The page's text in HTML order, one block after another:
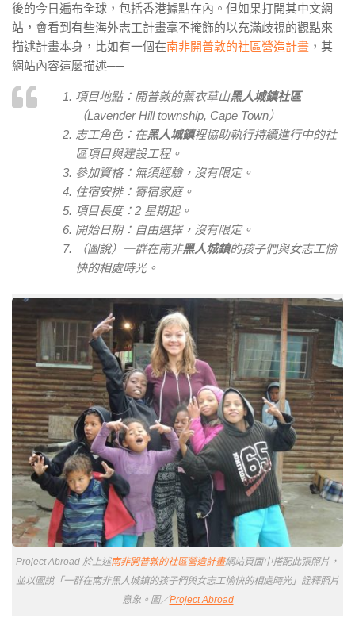
後的今日遍布全球，包括香港據點在內。但如果打開其中文網
站，會看到有些海外志工計畫毫不掩飾的以充滿歧視的觀點來
描述計畫本身，比如有一個在南非開普敦的社區營造計畫 ，其
網站內容這麼描述──
項目地點：開普敦的薰衣草山黑人城鎮社區
（Lavender Hill township, Cape Town）
志工角色：在黑人城鎮裡協助執行持續進行中的社
區項目與建設工程。
參加資格：無須經驗，沒有限定。
住宿安排：寄宿家庭。
項目長度：2 星期起。
開始日期：自由選擇，沒有限定。
（圖說）一群在南非黑人城鎮的孩子們與女志工愉
快的相處時光。
Project Abroad 於上述南非開普敦的社區營造計畫網站頁面中搭配此張照片，
並以圖說「一群在南非黑人城鎮的孩子們與女志工愉快的相處時光」詮釋照片
意象。圖／Project Abroad